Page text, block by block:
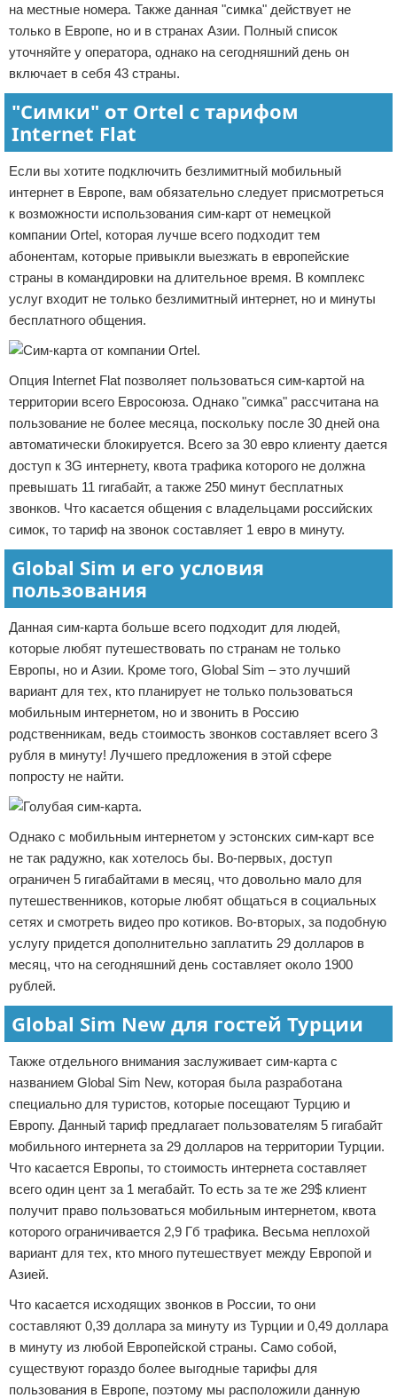
на местные номера. Также данная "симка" действует не
только в Европе, но и в странах Азии. Полный список
уточняйте у оператора, однако на сегодняшний день он
включает в себя 43 страны.
"Симки" от Ortel с тарифом
Internet Flat
Если вы хотите подключить безлимитный мобильный
интернет в Европе, вам обязательно следует присмотреться
к возможности использования сим-карт от немецкой
компании Ortel, которая лучше всего подходит тем
абонентам, которые привыкли выезжать в европейские
страны в командировки на длительное время. В комплекс
услуг входит не только безлимитный интернет, но и минуты
бесплатного общения.
Опция Internet Flat позволяет пользоваться сим-картой на
территории всего Евросоюза. Однако "симка" рассчитана на
пользование не более месяца, поскольку после 30 дней она
автоматически блокируется. Всего за 30 евро клиенту дается
доступ к 3G интернету, квота трафика которого не должна
превышать 11 гигабайт, а также 250 минут бесплатных
звонков. Что касается общения с владельцами российских
симок, то тариф на звонок составляет 1 евро в минуту.
Global Sim и его условия
пользования
Данная сим-карта больше всего подходит для людей,
которые любят путешествовать по странам не только
Европы, но и Азии. Кроме того, Global Sim – это лучший
вариант для тех, кто планирует не только пользоваться
мобильным интернетом, но и звонить в Россию
родственникам, ведь стоимость звонков составляет всего 3
рубля в минуту! Лучшего предложения в этой сфере
попросту не найти.
Однако с мобильным интернетом у эстонских сим-карт все
не так радужно, как хотелось бы. Во-первых, доступ
ограничен 5 гигабайтами в месяц, что довольно мало для
путешественников, которые любят общаться в социальных
сетях и смотреть видео про котиков. Во-вторых, за подобную
услугу придется дополнительно заплатить 29 долларов в
месяц, что на сегодняшний день составляет около 1900
рублей.
Global Sim New для гостей Турции
Также отдельного внимания заслуживает сим-карта с
названием Global Sim New, которая была разработана
специально для туристов, которые посещают Турцию и
Европу. Данный тариф предлагает пользователям 5 гигабайт
мобильного интернета за 29 долларов на территории Турции.
Что касается Европы, то стоимость интернета составляет
всего один цент за 1 мегабайт. То есть за те же 29$ клиент
получит право пользоваться мобильным интернетом, квота
которого ограничивается 2,9 Гб трафика. Весьма неплохой
вариант для тех, кто много путешествует между Европой и
Азией.
Что касается исходящих звонков в России, то они
составляют 0,39 доллара за минуту из Турции и 0,49 доллара
в минуту из любой Европейской страны. Само собой,
существуют гораздо более выгодные тарифы для
пользования в Европе, поэтому мы расположили данную